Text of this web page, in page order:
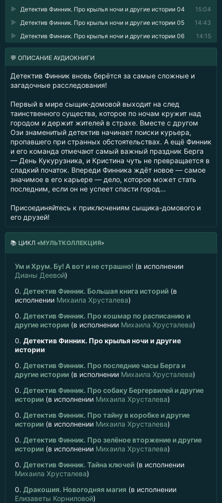
15:04
Детектив Финник. Про крылья ночи и другие истории 04
14:43
Детектив Финник. Про крылья ночи и другие истории 05
14:15
Детектив Финник. Про крылья ночи и другие истории 06
💬 ОПИСАНИЕ АУДИОКНИГИ
Детектив Финник вновь берётся за самые сложные и
загадочные расследования!
Первый в мире сыщик-домовой выходит на след
таинственного существа, которое по ночам кружит над
городом и держит жителей в страхе. Вместе с другом
Ози знаменитый детектив начинает поиски курьера,
пропавшего при странных обстоятельствах. А ещё Финник
и его команда отмечают самый важный праздник Берга
— День Кукурузника, и Кристина чуть не превращается в
сладкий початок. Впереди Финника ждёт новое — самое
значимое в его карьере — дело, которое может стать
последним, если он не успеет спасти город…
Присоединяйтесь к приключениям сыщика-домового и
его друзей!
📚 ЦИКЛ «МУЛЬТКОЛЛЕКЦИЯ»
Ум и Хрум. Бу! А вот и не страшно! (в исполнении
Дианы Деевой)
0. Детектив Финник. Большая книга историй (в
исполнении Михаила Хрусталева)
0. Детектив Финник. Про кошмар по расписанию и
другие истории (в исполнении Михаила Хрусталева)
0. Детектив Финник. Про крылья ночи и другие
истории
0. Детектив Финник. Про последние часы Берга и
другие истории (в исполнении Михаила Хрусталева)
0. Детектив Финник. Про собаку Бергервилей и другие
истории (в исполнении Михаила Хрусталева)
0. Детектив Финник. Про тайну в коробке и другие
истории (в исполнении Михаила Хрусталева)
0. Детектив Финник. Про зелёное вторжение и другие
истории (в исполнении Михаила Хрусталева)
0. Детектив Финник. Тайна ключей (в исполнении
Михаила Хрусталева)
0. Дракошия. Новогодняя магия (в исполнении
Елизаветы Корниловой)